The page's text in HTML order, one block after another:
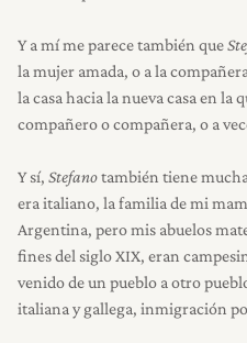
Y a mí me parece también que
la mujer amada, o a la
la casa hacia la nueva casa en la
compañero o compañera, o a
Y sí, Stefanotambién tiene
era italiano, la familia de mi
Argentina, pero mis abuelos
fines del siglo XIX, eran
venido de un pueblo a otro
italiana y gallega, inmigración